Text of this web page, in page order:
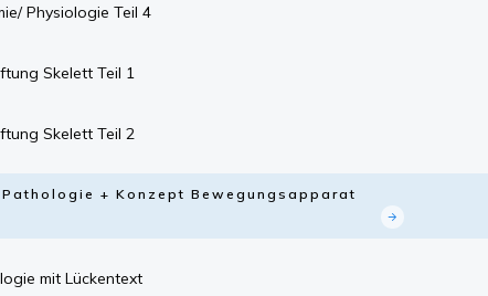
Physiologie Teil 4
Skelett Teil 1
Skelett Teil 2
+ Konzept Bewegungsapparat
mit Lückentext